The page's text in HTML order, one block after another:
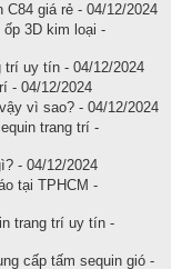
giá rẻ - 04/12/2024
3D kim loại -
trí uy tín - 04/12/2024
- 04/12/2024
vì sao? - 04/12/2024
trang trí -
- 04/12/2024
tại TPHCM -
trang trí uy tín -
cấp tấm sequin gió -